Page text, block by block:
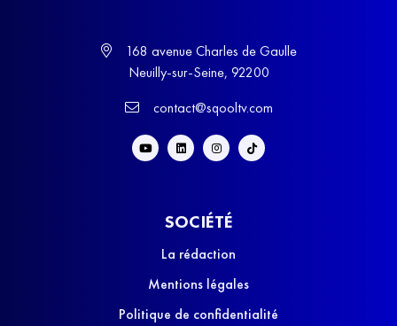
168 avenue Charles de Gaulle
Neuilly-sur-Seine, 92200
contact@sqooltv.com
SOCIÉTÉ
La rédaction
Mentions légales
Politique de confidentialité